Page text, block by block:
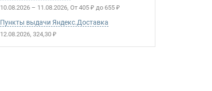
10.08.2026 – 11.08.2026 От 405₽ до 655₽
Пункты выдачи Яндекс.Доставка
12.08.2026 324,30₽